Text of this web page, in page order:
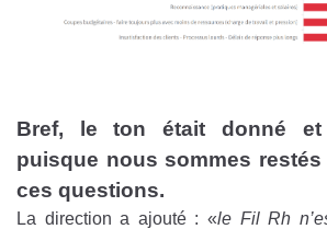
Bref, le ton était donné et
puisque nous sommes
ces questions.
La direction a ajouté : «le Fil Rh